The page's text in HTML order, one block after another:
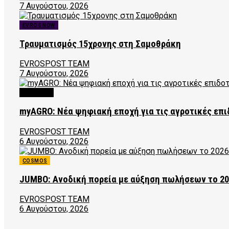
7 Αυγούστου, 2026
EVROS NOW
Τραυματισμός 15χρονης στη Σαμοθράκη
EVROSPOST TEAM
7 Αυγούστου, 2026
myAGRO: Νέα ψηφιακή εποχή για τις αγροτικές
EVROSPOST TEAM
6 Αυγούστου, 2026
COSMOS
JUMBO: Ανοδική πορεία με αύξηση πωλήσεων το
EVROSPOST TEAM
6 Αυγούστου, 2026